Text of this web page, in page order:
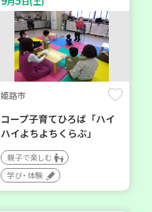
姫路市
コープ子育てひろば「ハイ
ハイよちよちくらぶ」
親子で楽しむ
学び・体験